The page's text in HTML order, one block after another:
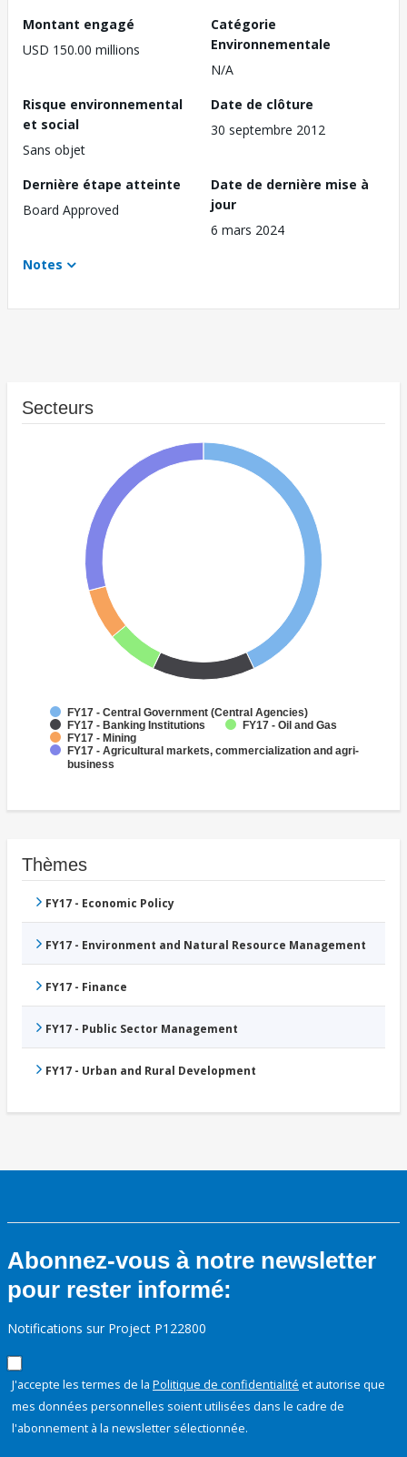
Montant engagé
USD 150.00 millions
Catégorie
Environnementale
N/A
Risque environnemental
et social
Sans objet
Date de clôture
30 septembre 2012
Dernière étape atteinte
Board Approved
Date de dernière mise à
jour
6 mars 2024
Notes
Secteurs
FY17 - Central Government (Central Agencies)
FY17 - Banking Institutions
FY17 - Oil and Gas
FY17 - Mining
FY17 - Agricultural markets, commercialization and agri-
business
Thèmes
FY17 - Economic Policy
FY17 - Environment and Natural Resource Management
FY17 - Finance
FY17 - Public Sector Management
FY17 - Urban and Rural Development
Abonnez-vous à notre newsletter
pour rester informé:
Notifications sur Project P122800
J'accepte les termes de la Politique de confidentialité et autorise que
mes données personnelles soient utilisées dans le cadre de
l'abonnement à la newsletter sélectionnée.